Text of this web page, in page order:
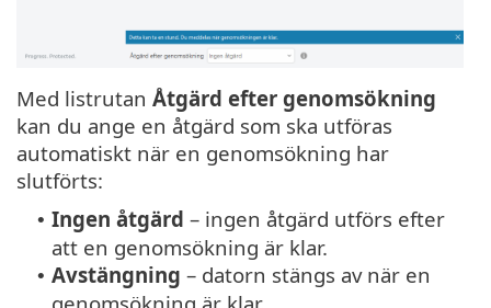
Med listrutan Åtgärd efter genomsökning
kan du ange en åtgärd som ska utföras
automatiskt när en genomsökning har
slutförts:
• Ingen åtgärd – ingen åtgärd utförs efter
att en genomsökning är klar.
• Avstängning – datorn stängs av när en